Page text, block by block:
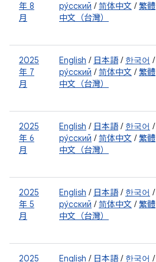
年 8
月
ру́сский /简体中文 / 繁體
中文（台灣）
2025
年 7
月
English / 日本語/ 한국어 /
ру́сский /简体中文 / 繁體
中文（台灣）
2025
年 6
月
English / 日本語/ 한국어 /
ру́сский /简体中文 / 繁體
中文（台灣）
2025
年 5
月
English / 日本語/ 한국어 /
ру́сский /简体中文 / 繁體
中文（台灣）
2025 English / 日本語/ 한국어 /